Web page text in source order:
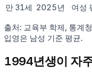
만 31세 2025 년 여성
출처: 교육부 학제, 통계
입영은 남성 기준 평균.
1994년생이 자